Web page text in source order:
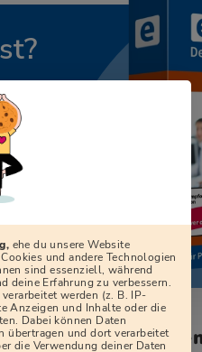
bei der
ehe du unsere Website
und andere Technologien
sind essenziell, während
deine Erfahrung zu verbessern.
werden (z. B. IP-
Anzeigen und Inhalte oder die
Dabei können Daten
übertragen und dort verarbeitet
die Verwendung deiner Daten